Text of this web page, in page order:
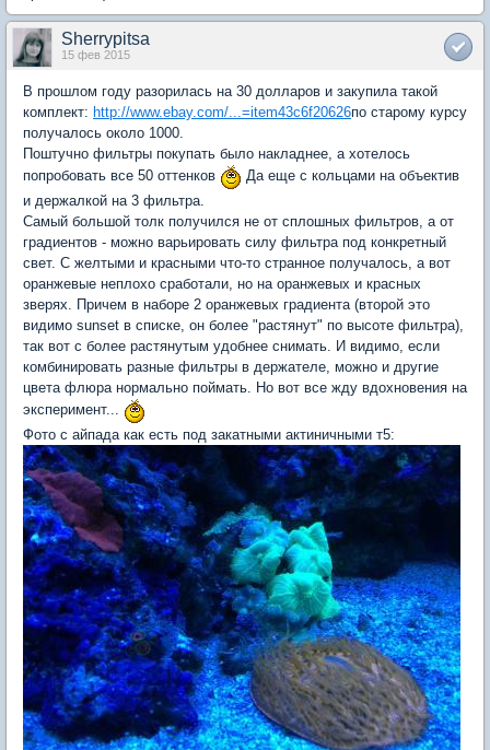
Sherrypitsa
15 фев 2015
В прошлом году разорилась на 30 долларов и закупила такой
комплект: http://www.ebay.com/...=item43c6f20626по старому курсу
получалось около 1000.
Поштучно фильтры покупать было накладнее, а хотелось
попробовать все 50 оттенков
Да еще с кольцами на объектив
и держалкой на 3 фильтра.
Самый большой толк получился не от сплошных фильтров, а от
градиентов - можно варьировать силу фильтра под конкретный
свет. С желтыми и красными что-то странное получалось, а вот
оранжевые неплохо сработали, но на оранжевых и красных
зверях. Причем в наборе 2 оранжевых градиента (второй это
видимо sunset в списке, он более "растянут" по высоте фильтра),
так вот с более растянутым удобнее снимать. И видимо, если
комбинировать разные фильтры в держателе, можно и другие
цвета флюра нормально поймать. Но вот все жду вдохновения на
эксперимент...
Фото с айпада как есть под закатными актиничными т5: